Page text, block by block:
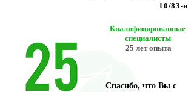
10/83-н
Квалифицированные
специалисты
25 лет опыта
Спасибо, что Вы с